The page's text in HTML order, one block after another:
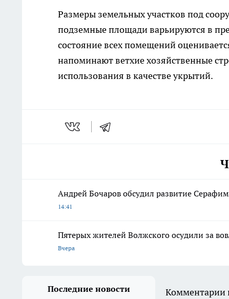
Размеры земельных участков под
подземные площади варьируются в
состояние всех помещений
напоминают ветхие хозяйственные
использования в качестве укрытий.
Андрей Бочаров обсудил развитие
14:41
Пятерых жителей Волжского осудили за
Вчера
Последние новости Комментарии